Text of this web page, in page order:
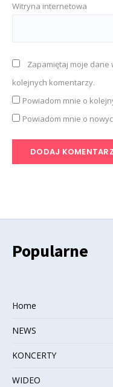
Witryna internetowa
Zapamiętaj moje dane
kolejnych komentarzy.
Powiadom mnie o
Powiadom mnie o
Popularne
Home
NEWS
KONCERTY
WIDEO